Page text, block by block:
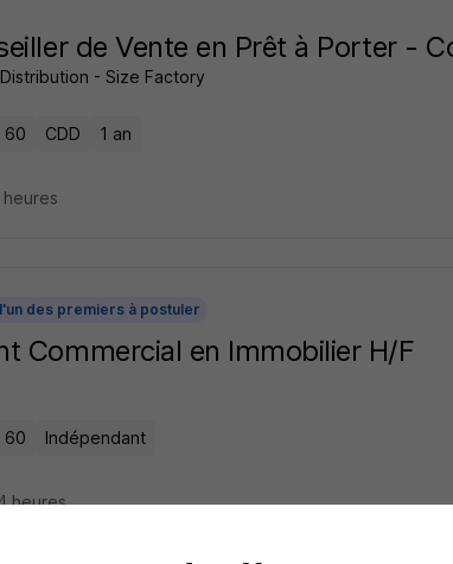
de Vente en Prêt à Porter -
- Size Factory
60 CDD 1 an
des premiers à postuler
Commercial en Immobilier H/F
60 Indépendant
heures